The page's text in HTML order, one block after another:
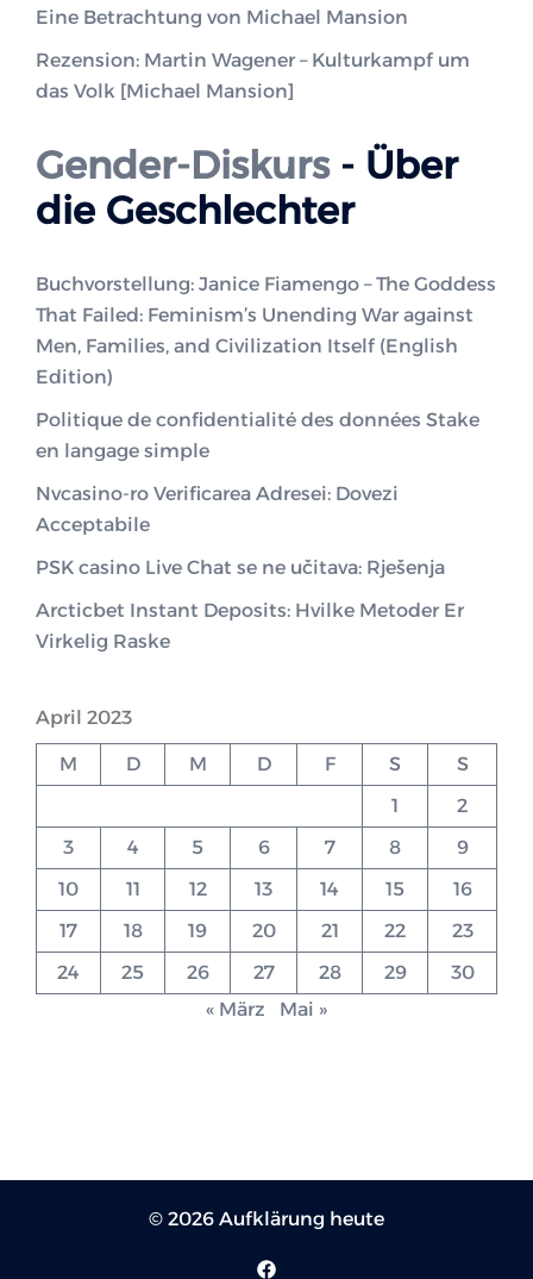
Eine Betrachtung von Michael Mansion
Rezension: Martin Wagener – Kulturkampf um
das Volk [Michael Mansion]
Gender-Diskurs- Über
die Geschlechter
Buchvorstellung: Janice Fiamengo – The Goddess
That Failed: Feminism’s Unending War against
Men, Families, and Civilization Itself (English
Edition)
Politique de confidentialité des données Stake
en langage simple
Nvcasino-ro Verificarea Adresei: Dovezi
Acceptabile
PSK casino Live Chat se ne učitava: Rješenja
Arcticbet Instant Deposits: Hvilke Metoder Er
Virkelig Raske
April 2023
M D M D F S
S
1
2
3
4 5 6 7 8
9
10
11 12 13 14 15
16
17
18 19 20 21 22
23
24
25 26 27 28 29
30
« März
Mai »
© 2026 Aufklärung heute